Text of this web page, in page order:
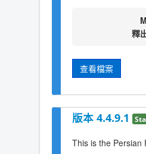
釋
查看檔案
版本 4.4.9.1
This is the Persian